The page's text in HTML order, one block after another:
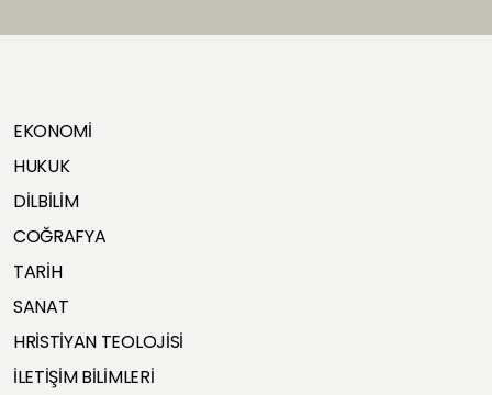
EKONOMİ
HUKUK
DİLBİLİM
COĞRAFYA
TARİH
SANAT
HRİSTİYAN TEOLOJİSİ
İLETİŞİM BİLİMLERİ